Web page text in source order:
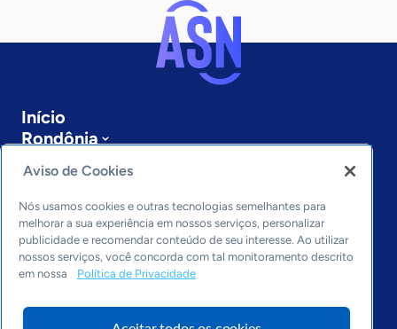
Início
Rondônia
Sobre a ASN
Últimas notícias
Entre em contato
Editorias
Economia & Política
Inovação & Tecnologia
Cultura empreendedora
Aviso de Cookies
Nós usamos cookies e outras tecnologias semelhantes para
melhorar a sua experiência em nossos serviços, personalizar
publicidade e recomendar conteúdo de seu interesse. Ao utilizar
nossos serviços, você concorda com tal monitoramento descrito
em nossa
Política de Privacidade